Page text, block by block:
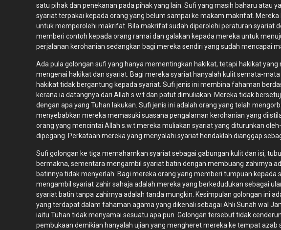
satu pihak dan penekanan pada pihak yang lain. Sufi yang masih baharu
syariat terpakai kepada orang yang belum sampai ke makam makrifat.
untuk memperolehi makrifat. Bila makrifat sudah diperolehi peraturan syariat
memberi contoh kepada orang ramai dan galakan kepada mereka untuk
perjalanan kerohanian sedangkan bagi mereka sendiri yang sudah mencapai
Ada pula golongan sufi yang hanya mementingkan hakikat, tetapi hakikat
mengenai hakikat dan syariat. Bagi mereka syariat hanyalah kulit semata-
hakikat tidak bergantung kepada syariat. Sufi jenis ini membina fahaman
kerana ia datangnya dari Allah s.w.t dan patut dimuliakan. Mereka tidak
dengan apa yang Tuhan lakukan. Sufi jenis ini adalah orang yang telah
menyebabkan mereka memasuki suasana pengalaman kerohanian yang
orang yang mencintai Allah s.w.t mereka muliakan syariat yang diturunkan
dipegang. Perkataan mereka yang menyalahi syariat hendaklah dianggap
Sufi golongan ke tiga memahamkan syariat sebagai gabungan kulit dan isi,
bermakna, sementara mengambil syariat batin dengan membuang zahirnya
batinnya tidak menyerlah. Bagi mereka orang yang memberi tumpuan
mengambil syariat zahir sahaja adalah mereka yang berkedudukan sebagai
syariat batin tanpa zahirnya adalah tanda mungkin. Kesimpulan golongan ini
yang terdapat dalam fahaman agama yang dikenali sebagai Ahli Sunah wal
iaitu Tuhan tidak menyamai sesuatu apa pun. Golongan tersebut tidak
pembukaan demikian hanyalah ujian yang mengheret mereka ke tempat